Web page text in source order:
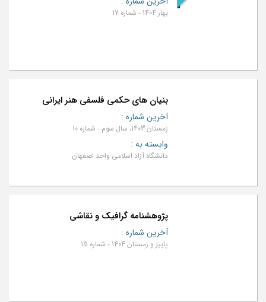
بهار 1404 - شماره 17
بنیان های حکمی فلسفی هنر ایرانی
آخرین شماره :
زمستان 1403، سال سوم - شماره 10
وابسته به :
دانشگاه آزاد اسلامی واحد اصفهان
پژوهشنامه گرافیک و نقاشی
آخرین شماره :
پاییز و زمستان 1404 - شماره 15